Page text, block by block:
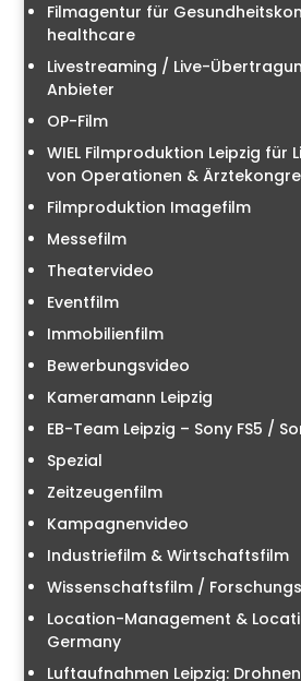
Filmagentur für
healthcare
Livestreaming / Live-
Anbieter
OP-Film
WIEL Filmproduktion Leipzig für
von Operationen &
Filmproduktion Imagefilm
Messefilm
Theatervideo
Eventfilm
Immobilienfilm
Bewerbungsvideo
Kameramann Leipzig
EB-Team Leipzig – Sony FS5 /
Spezial
Zeitzeugenfilm
Kampagnenvideo
Industriefilm & Wirtschaftsfilm
Wissenschaftsfilm /
Location-Management &
Germany
Luftaufnahmen Leipzig: